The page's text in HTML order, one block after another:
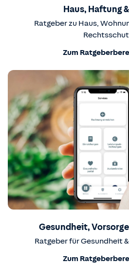
Haus, Haftung
Ratgeber zu Haus,
Zum
Gesundheit,
Ratgeber für Gesundheit
Zum